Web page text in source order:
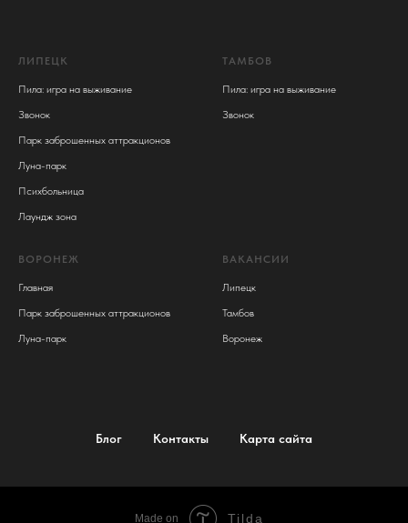
ЛИПЕЦК
Пила: игра на выживание
Звонок
Парк заброшенных аттракционов
Луна-парк
Психбольница
Лаундж зона
ТАМБОВ
Пила: игра на выживание
Звонок
ВОРОНЕЖ
Главная
Парк заброшенных аттракционов
Луна-парк
ВАКАНСИИ
Липецк
Тамбов
Воронеж
Блог Контакты Карта сайта
Made on Tilda